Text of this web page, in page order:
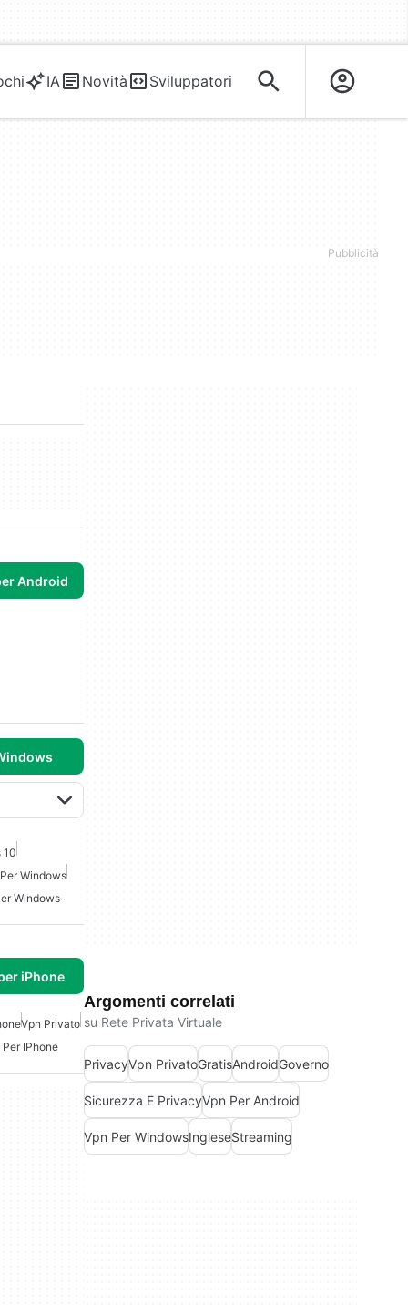
IA Novità Sviluppatori
Android
10
Windows
Windows
iPhone
Vpn Privato
Per IPhone
Argomenti correlati
su Rete Privata Virtuale
PrivacyVpn PrivatoGratisAndroidGoverno
Sicurezza E PrivacyVpn Per Android
Vpn Per WindowsIngleseStreaming